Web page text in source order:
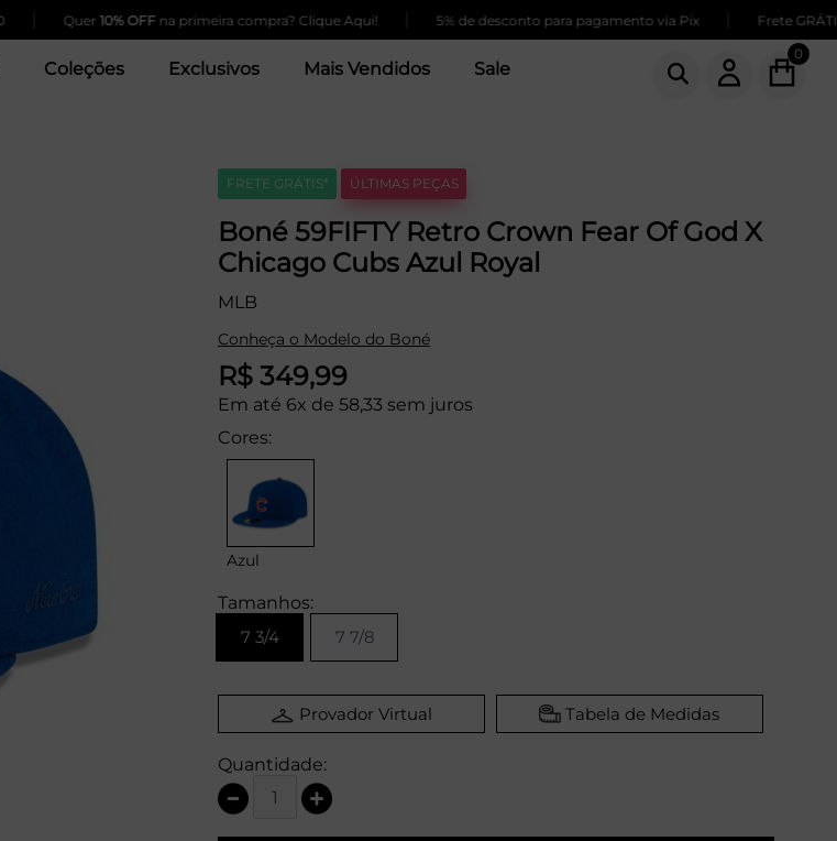
10% OFFna primeira compra? Clique Aqui! | 5% de desconto para pagamento via Pix | Frete GRÁTIS
Coleções Exclusivos Mais Vendidos Sale
0
FRETE GRÁTIS* ÚLTIMAS PEÇAS
Boné 59FIFTY Retro Crown Fear Of God X
Chicago Cubs Azul Royal
MLB
Conheça o Modelo do Boné
R$ 349,99
Em até 6x de 58,33 sem juros
Cores:
Azul
Tamanhos:
7 3/4
7 7/8
Provador Virtual Tabela de Medidas
Quantidade: